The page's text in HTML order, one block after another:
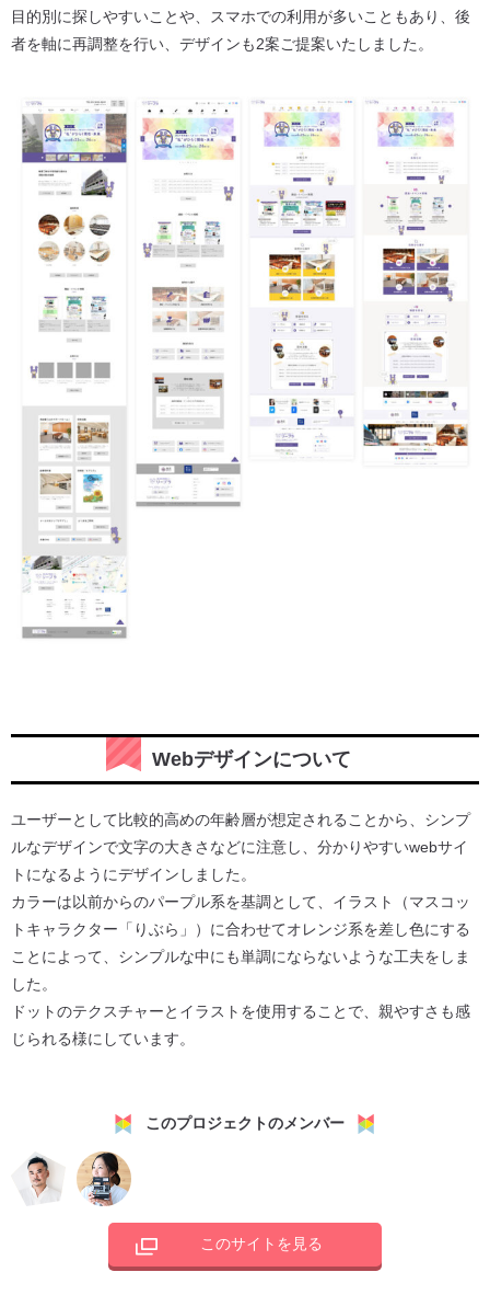
目的別に探しやすいことや、スマホでの利用が多いこともあり、後
者を軸に再調整を行い、デザインも2案ご提案いたしました。
Webデザインについて
ユーザーとして比較的高めの年齢層が想定されることから、シンプ
ルなデザインで文字の大きさなどに注意し、分かりやすいwebサイ
トになるようにデザインしました。
カラーは以前からのパープル系を基調として、イラスト（マスコッ
トキャラクター「りぶら」）に合わせてオレンジ系を差し色にする
ことによって、シンプルな中にも単調にならないような工夫をしま
した。
ドットのテクスチャーとイラストを使用することで、親やすさも感
じられる様にしています。
このプロジェクトのメンバー
このサイトを見る